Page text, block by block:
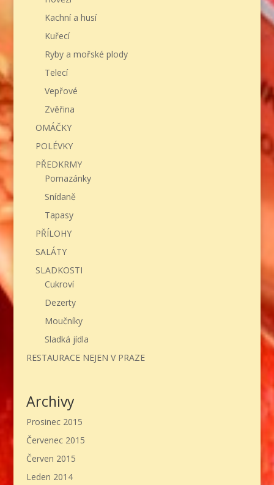
Kachní a husí
Kuřecí
Ryby a mořské plody
Telecí
Vepřové
Zvěřina
OMÁČKY
POLÉVKY
PŘEDKRMY
Pomazánky
Snídaně
Tapasy
PŘÍLOHY
SALÁTY
SLADKOSTI
Cukroví
Dezerty
Moučníky
Sladká jídla
RESTAURACE NEJEN V PRAZE
Archivy
Prosinec 2015
Červenec 2015
Červen 2015
Leden 2014